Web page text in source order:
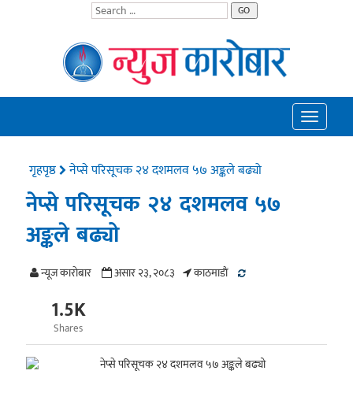
GO
Toggle
गृहपृष्ठ नेप्से परिसूचक २४ दशमलव ५७ अङ्कले बढ्यो
नेप्से परिसूचक २४ दशमलव ५७
अङ्कले बढ्यो
न्यूज काराेबार असार २३, २०८३ काठमाडाैं
1.5K
Shares